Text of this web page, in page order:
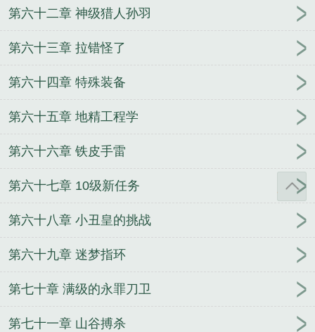
第六十二章 神级猎人孙羽
第六十三章 拉错怪了
第六十四章 特殊装备
第六十五章 地精工程学
第六十六章 铁皮手雷
第六十七章 10级新任务
第六十八章 小丑皇的挑战
第六十九章 迷梦指环
第七十章 满级的永罪刀卫
第七十一章 山谷搏杀